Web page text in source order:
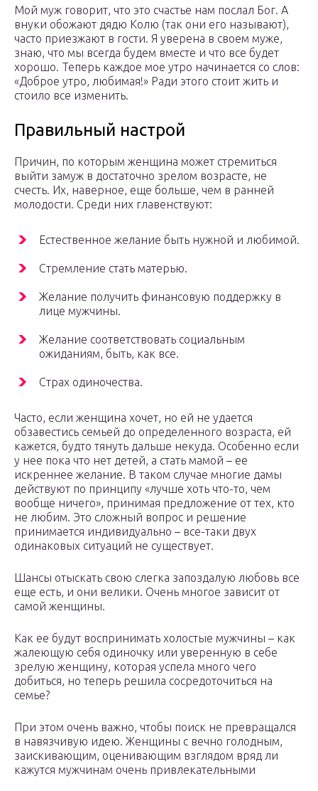
Мой муж говорит, что это счастье нам послал Бог. А
внуки обожают дядю Колю (так они его называют),
часто приезжают в гости. Я уверена в своем муже,
знаю, что мы всегда будем вместе и что все будет
хорошо. Теперь каждое мое утро начинается со слов:
«Доброе утро, любимая!» Ради этого стоит жить и
стоило все изменить.
Правильный настрой
Причин, по которым женщина может стремиться
выйти замуж в достаточно зрелом возрасте, не
счесть. Их, наверное, еще больше, чем в ранней
молодости. Среди них главенствуют:
Естественное желание быть нужной и любимой.
Стремление стать матерью.
Желание получить финансовую поддержку в
лице мужчины.
Желание соответствовать социальным
ожиданиям, быть, как все.
Страх одиночества.
Часто, если женщина хочет, но ей не удается
обзавестись семьей до определенного возраста, ей
кажется, будто тянуть дальше некуда. Особенно если
у нее пока что нет детей, а стать мамой – ее
искреннее желание. В таком случае многие дамы
действуют по принципу «лучше хоть что-то, чем
вообще ничего», принимая предложение от тех, кто
не любим. Это сложный вопрос и решение
принимается индивидуально – все-таки двух
одинаковых ситуаций не существует.
Шансы отыскать свою слегка запоздалую любовь все
еще есть, и они велики. Очень многое зависит от
самой женщины.
Как ее будут воспринимать холостые мужчины – как
жалеющую себя одиночку или уверенную в себе
зрелую женщину, которая успела много чего
добиться, но теперь решила сосредоточиться на
семье?
При этом очень важно, чтобы поиск не превращался
в навязчивую идею. Женщины с вечно голодным,
заискивающим, оценивающим взглядом вряд ли
кажутся мужчинам очень привлекательными